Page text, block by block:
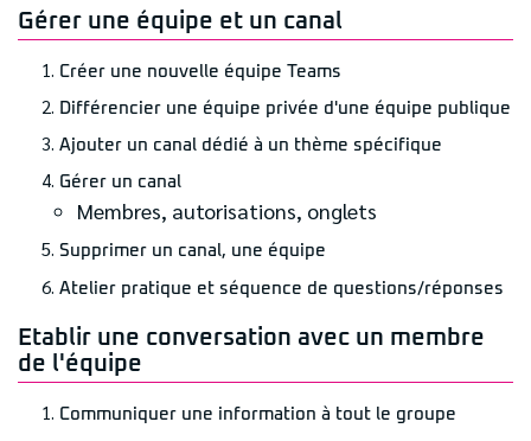
Gérer une équipe et un canal
Créer une nouvelle équipe Teams
Différencier une équipe privée d'une équipe publique
Ajouter un canal dédié à un thème spécifique
Gérer un canal
Membres, autorisations, onglets
Supprimer un canal, une équipe
Atelier pratique et séquence de questions/réponses
Etablir une conversation avec un membre
de l'équipe
Communiquer une information à tout le groupe